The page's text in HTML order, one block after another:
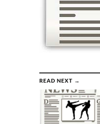
READ NEXT →